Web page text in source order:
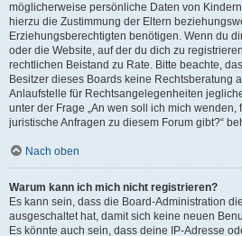
möglicherweise persönliche Daten von
hierzu die Zustimmung der Eltern
Erziehungsberechtigten benötigen. Wenn du
oder die Website, auf der du dich zu
rechtlichen Beistand zu Rate. Bitte beachte,
Besitzer dieses Boards keine Rechtsberatung
Anlaufstelle für Rechtsangelegenheiten
unter der Frage „An wen soll ich mich
juristische Anfragen zu diesem Forum gibt?“
Nach oben
Warum kann ich mich nicht registrieren?
Es kann sein, dass die Board-Administration
ausgeschaltet hat, damit sich keine neuen
Es könnte auch sein, dass deine IP-Adresse